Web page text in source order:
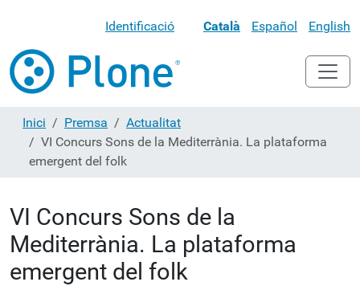
Identificació Català Español English
Inici Premsa
Actualitat
VI Concurs Sons de la Mediterrània. La plataforma
emergent del folk
VI Concurs Sons de la
Mediterrània. La plataforma
emergent del folk